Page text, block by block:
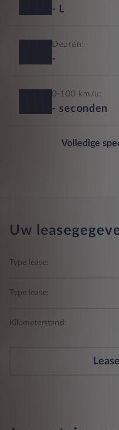
- L
Deuren:
-
0-100 km/u:
- seconden
Volledige
Uw
Type lease:
Type lease:
Kilometerstand: